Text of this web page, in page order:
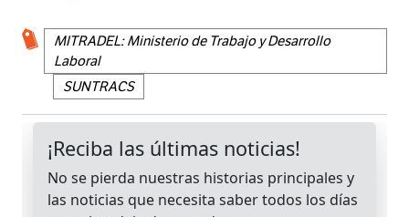
MITRADEL: Ministerio de Trabajo y Desarrollo
Laboral
SUNTRACS